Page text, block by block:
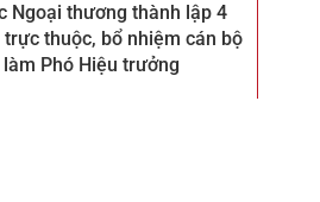
Ngoại thương thành lập 4
thuộc, bổ nhiệm cán bộ
làm Phó Hiệu trưởng